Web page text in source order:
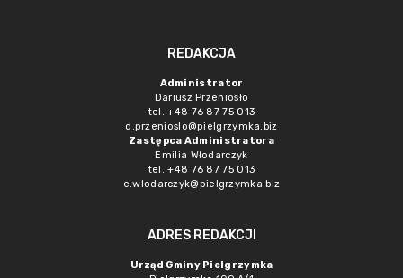
REDAKCJA
Administrator
Dariusz Przeniosło
tel. +48 76 87 75 013
d.przenioslo@pielgrzymka.biz
Zastępca Administratora
Emilia Włodarczyk
tel. +48 76 87 75 013
e.wlodarczyk@pielgrzymka.biz
ADRES REDAKCJI
Urząd Gminy Pielgrzymka